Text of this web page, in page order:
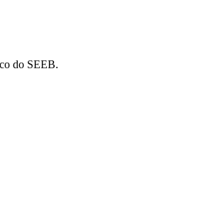
do SEEB.